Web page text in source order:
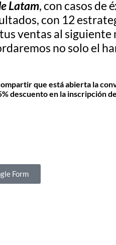
Latam, con casos de
con 12
ventas al
no solo el
que está abierta la
descuento en la inscripción
Form